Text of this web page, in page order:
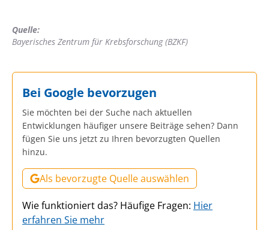
Quelle:
Bayerisches Zentrum für Krebsforschung (BZKF)
Bei Google bevorzugen
Sie möchten bei der Suche nach aktuellen
Entwicklungen häufiger unsere Beiträge sehen? Dann
fügen Sie uns jetzt zu Ihren bevorzugten Quellen
hinzu.
Als bevorzugte Quelle auswählen
Wie funktioniert das? Häufige Fragen: Hier
erfahren Sie mehr